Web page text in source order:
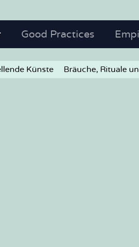
Good Practices
Künste Bräuche, Rituale